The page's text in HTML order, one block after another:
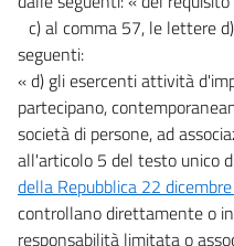
c) al comma 57, le lettere
seguenti:
« d) gli esercenti attività
partecipano,
società di persone, ad
all'articolo 5 del testo unico
della Repubblica 22
controllano direttamente o
responsabilità limitata o